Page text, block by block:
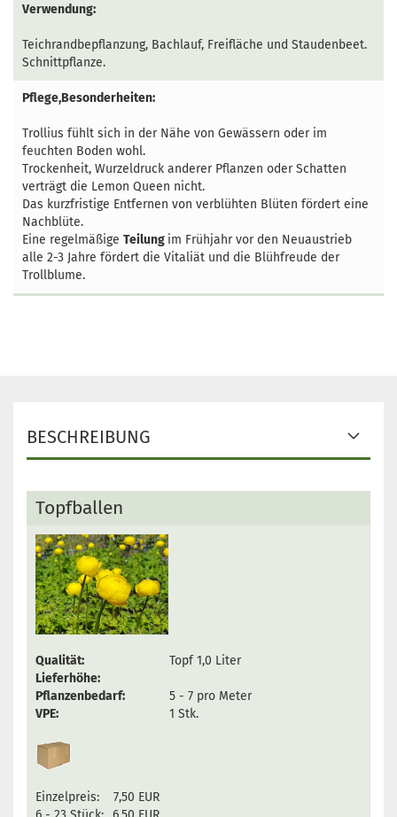
Verwendung:
Teichrandbepflanzung, Bachlauf, Freifläche und Staudenbeet.
Schnittpflanze.
Pflege,Besonderheiten:
Trollius fühlt sich in der Nähe von Gewässern oder im
feuchten Boden wohl.
Trockenheit, Wurzeldruck anderer Pflanzen oder Schatten
verträgt die Lemon Queen nicht.
Das kurzfristige Entfernen von verblühten Blüten fördert eine
Nachblüte.
Eine regelmäßige Teilung im Frühjahr vor den Neuaustrieb
alle 2-3 Jahre fördert die Vitaliät und die Blühfreude der
Trollblume.
BESCHREIBUNG
Topfballen
Qualität:
Topf 1,0 Liter
Lieferhöhe:
Pflanzenbedarf:
5 - 7 pro Meter
VPE:
1 Stk.
Einzelpreis:
7,50 EUR